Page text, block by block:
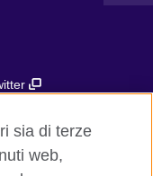
sia di terze
web,